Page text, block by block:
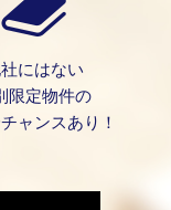
にはない
限定物件の
ャンスあり！